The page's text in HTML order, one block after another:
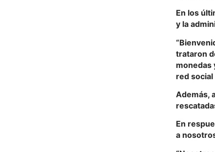
En los
y la
trataron
monedas
red social
Además,
En
a